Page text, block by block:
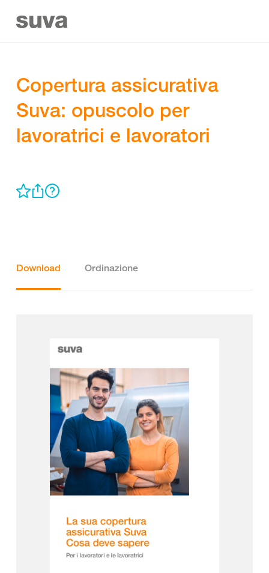
Copertura assicurativa
Suva: opuscolo per
lavoratrici e lavoratori
Download Ordinazione